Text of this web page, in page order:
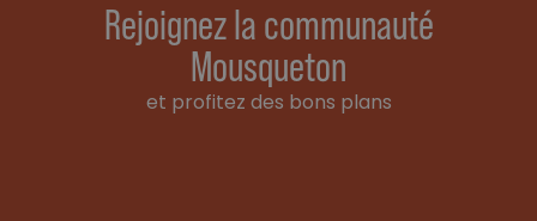
Rejoignez la communauté
Mousqueton
et profitez des bons plans